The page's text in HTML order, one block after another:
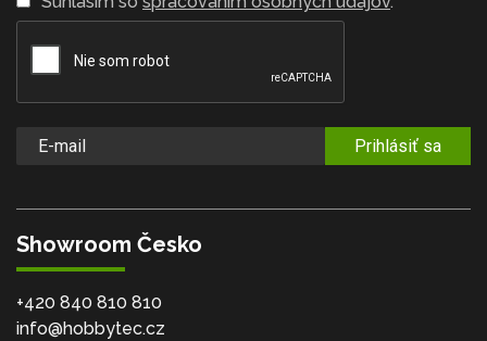
Prihlásiť sa
Showroom Česko
+420 840 810 810
info@hobbytec.cz